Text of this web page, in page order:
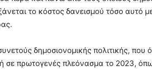
το κόστος δανεισμού τόσο αυτό
δημοσιονομικής πολιτικής,
σε πρωτογενές πλεόνασμα το 2023,